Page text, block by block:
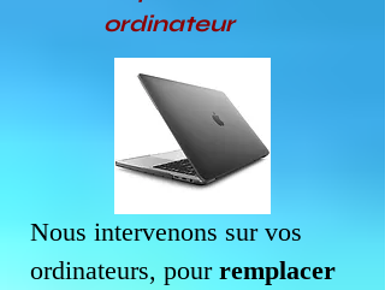
ordinateur
Nous intervenons sur vos
ordinateurs, pour remplacer